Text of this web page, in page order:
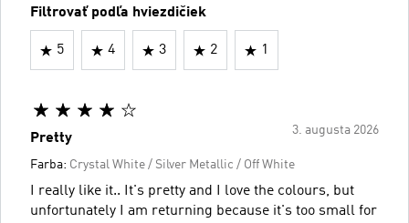
Filtrovať podľa hviezdičiek
5 4 3 2 1
3. augusta 2026
Pretty
Farba: Crystal White / Silver Metallic / Off White
I really like it.. It's pretty and I love the colours, but
unfortunately I am returning because it's too small for